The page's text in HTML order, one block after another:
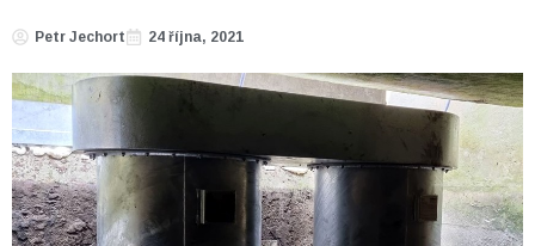
Petr Jechort 24 října, 2021